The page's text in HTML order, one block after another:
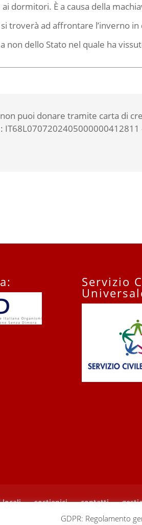
dormitori. È a causa della
troverà ad affrontare l’inverno
non dello Stato nel quale ha
non puoi donare tramite carta di
Servizio
locali sostienici contatti
GDPR: Regolamento